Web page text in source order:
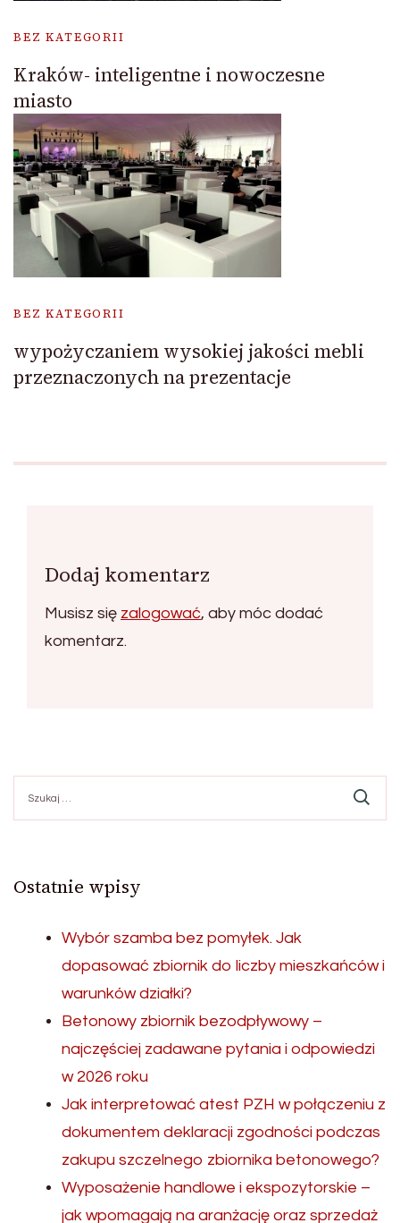
BEZ KATEGORII
Kraków- inteligentne i nowoczesne
miasto
BEZ KATEGORII
wypożyczaniem wysokiej jakości mebli
przeznaczonych na prezentacje
Dodaj komentarz
Musisz się zalogować, aby móc dodać
komentarz.
Ostatnie wpisy
Wybór szamba bez pomyłek. Jak
dopasować zbiornik do liczby mieszkańców i
warunków działki?
Betonowy zbiornik bezodpływowy –
najczęściej zadawane pytania i odpowiedzi
w 2026 roku
Jak interpretować atest PZH w połączeniu z
dokumentem deklaracji zgodności podczas
zakupu szczelnego zbiornika betonowego?
Wyposażenie handlowe i ekspozytorskie –
jak wpomagają na aranżację oraz sprzedaż